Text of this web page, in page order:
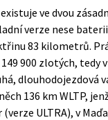
ve dvou
verze nese
83 kilometrů.
900 zlotých, tedy
dlouhodojezdová
136 km WLTP,
(verze ULTRA), v